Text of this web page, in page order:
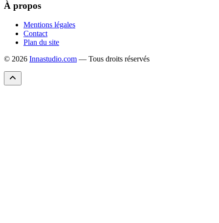
À propos
Mentions légales
Contact
Plan du site
© 2026 Innastudio.com — Tous droits réservés